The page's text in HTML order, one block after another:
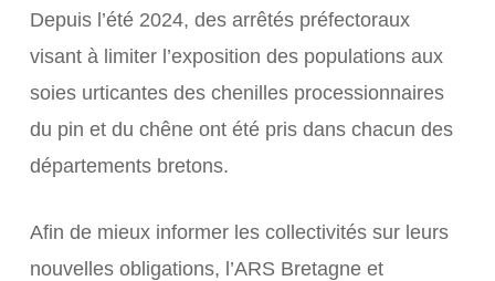
Depuis l’été 2024, des arrêtés préfectoraux
visant à limiter l’exposition des populations aux
soies urticantes des chenilles processionnaires
du pin et du chêne ont été pris dans chacun des
départements bretons.
Afin de mieux informer les collectivités sur leurs
nouvelles obligations, l’ARS Bretagne et